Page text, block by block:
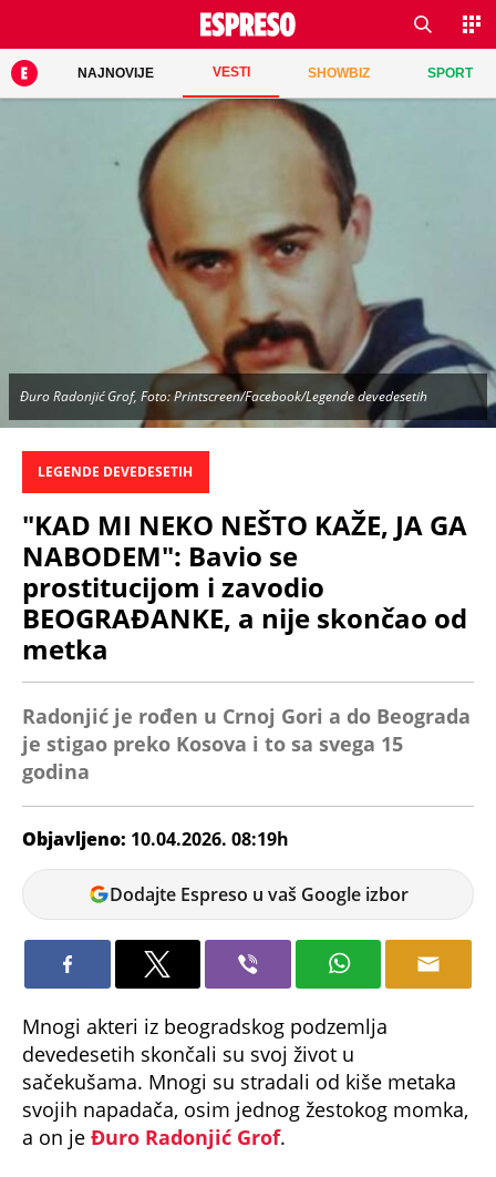
NAJNOVIJE VESTI SHOWBIZ SPORT
Đuro Radonjić Grof, Foto: Printscreen/Facebook/Legende devedesetih
LEGENDE DEVEDESETIH
"KAD MI NEKO NEŠTO KAŽE, JA GA
NABODEM": Bavio se
prostitucijom i zavodio
BEOGRAĐANKE, a nije skončao od
metka
Radonjić je rođen u Crnoj Gori a do Beograda
je stigao preko Kosova i to sa svega 15
godina
Objavljeno: 10.04.2026. 08:19h
Miloš
DojčinovićDodajte Espreso u vaš Google izbor
Mnogi akteri iz beogradskog podzemlja
devedesetih skončali su svoj život u
sačekušama. Mnogi su stradali od kiše metaka
svojih napadača, osim jednog žestokog momka,
a on je Đuro Radonjić Grof.